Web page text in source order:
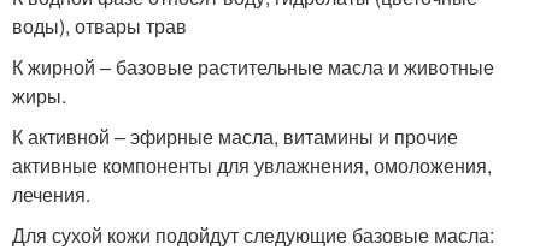
воды), отвары трав
К жирной – базовые растительные масла и животные
жиры.
К активной – эфирные масла, витамины и прочие
активные компоненты для увлажнения, омоложения,
лечения.
Для сухой кожи подойдут следующие базовые масла: